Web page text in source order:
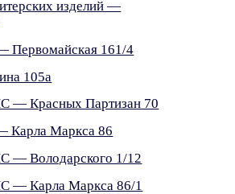
изделий —
Первомайская 161/4
105а
Красных Партизан 70
Карла Маркса 86
Володарского 1/12
Карла Маркса 86/1